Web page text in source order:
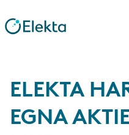
ELEKTA
EGNA